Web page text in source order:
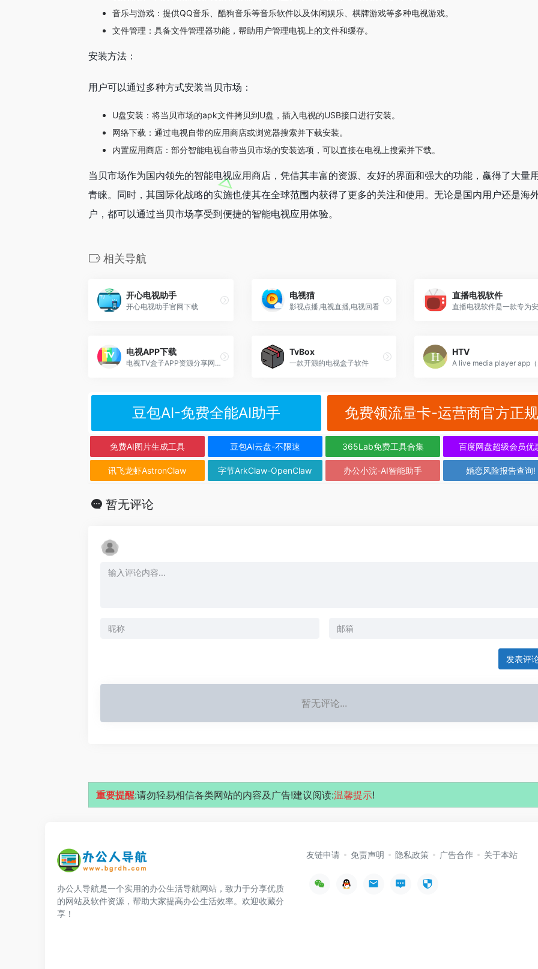
音乐与游戏：提供QQ音乐、酷狗音乐等音乐软件以及休闲娱乐、棋牌游戏等多种电视游戏。
文件管理：具备文件管理器功能，帮助用户管理电视上的文件和缓存。
安装方法：
用户可以通过多种方式安装当贝市场：
U盘安装：将当贝市场的apk文件拷贝到U盘，插入电视的USB接口进行安装。
网络下载：通过电视自带的应用商店或浏览器搜索并下载安装。
内置应用商店：部分智能电视自带当贝市场的安装选项，可以直接在电视上搜索并下载。
当贝市场作为国内领先的智能电视应用商店，凭借其丰富的资源、友好的界面和强大的功能，赢得了大量
青睐。同时，其国际化战略的实施也使其在全球范围内获得了更多的关注和使用。无论是国内用户还是海
户，都可以通过当贝市场享受到便捷的智能电视应用体验。
相关导航
开心电视助手
开心电视助手官网下载
电视猫
影视点播,电视直播,电视回看
直播电视软件
电视APP下载
电视TV盒子APP资源分享网站
TvBox
一款开源的电视盒子软件
HTV
豆包AI-免费全能AI助手 免费领流量卡-运营商官方正
免费AI图片生成工具 豆包AI云盘-不限速 365Lab免费工具合集 百度网盘超级会员优
讯飞龙虾AstronClaw 字节ArkClaw-OpenClaw 办公小浣-AI智能助手 婚恋风险报告查询!
暂无评论
发表评
暂无评论...
重要提醒:请勿轻易相信各类网站的内容及广告!建议阅读:温馨提示!
办公人导航是一个实用的办公生活导航网站，致力于分享优质
的网站及软件资源，帮助大家提高办公生活效率。欢迎收藏分
享！
友链申请 免责声明 隐私政策 广告合作 关于本站